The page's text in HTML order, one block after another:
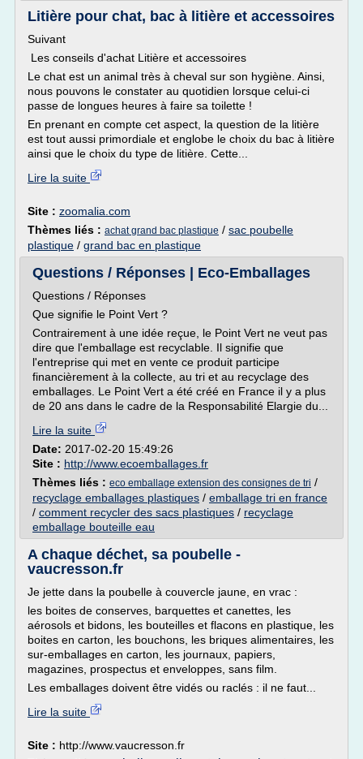
Litière pour chat, bac à litière et accessoires
Suivant
Les conseils d'achat Litière et accessoires
Le chat est un animal très à cheval sur son hygiène. Ainsi,
nous pouvons le constater au quotidien lorsque celui-ci
passe de longues heures à faire sa toilette !
En prenant en compte cet aspect, la question de la litière
est tout aussi primordiale et englobe le choix du bac à litière
ainsi que le choix du type de litière. Cette...
Lire la suite
Site : zoomalia.com
Thèmes liés : achat grand bac plastique / sac poubelle
plastique / grand bac en plastique
Questions / Réponses | Eco-Emballages
Questions / Réponses
Que signifie le Point Vert ?
Contrairement à une idée reçue, le Point Vert ne veut pas
dire que l'emballage est recyclable. Il signifie que
l'entreprise qui met en vente ce produit participe
financièrement à la collecte, au tri et au recyclage des
emballages. Le Point Vert a été créé en France il y a plus
de 20 ans dans le cadre de la Responsabilité Elargie du...
Lire la suite
Date: 2017-02-20 15:49:26
Site : http://www.ecoemballages.fr
Thèmes liés : eco emballage extension des consignes de tri /
recyclage emballages plastiques / emballage tri en france
/ comment recycler des sacs plastiques / recyclage
emballage bouteille eau
A chaque déchet, sa poubelle -
vaucresson.fr
Je jette dans la poubelle à couvercle jaune, en vrac :
les boites de conserves, barquettes et canettes, les
aérosols et bidons, les bouteilles et flacons en plastique, les
boites en carton, les bouchons, les briques alimentaires, les
sur-emballages en carton, les journaux, papiers,
magazines, prospectus et enveloppes, sans film.
Les emballages doivent être vidés ou raclés : il ne faut...
Lire la suite
Site : http://www.vaucresson.fr